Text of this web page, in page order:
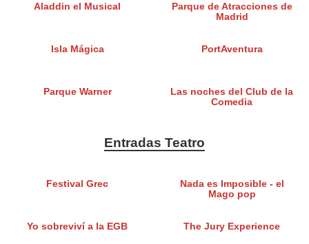
Aladdin el Musical
Parque de Atracciones de
Madrid
Isla Mágica PortAventura
Parque Warner
Las noches del Club de la
Comedia
Entradas Teatro
Festival Grec
Nada es Imposible - el
Mago pop
Yo sobreviví a la EGB The Jury Experience